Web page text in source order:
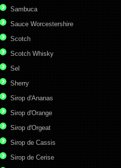
Sambuca
Sauce Worcestershire
Scotch
Scotch Whisky
Sel
Sherry
Sirop d'Ananas
Sirop d'Orange
Sirop d'Orgeat
Sirop de Cassis
Sirop de Cerise